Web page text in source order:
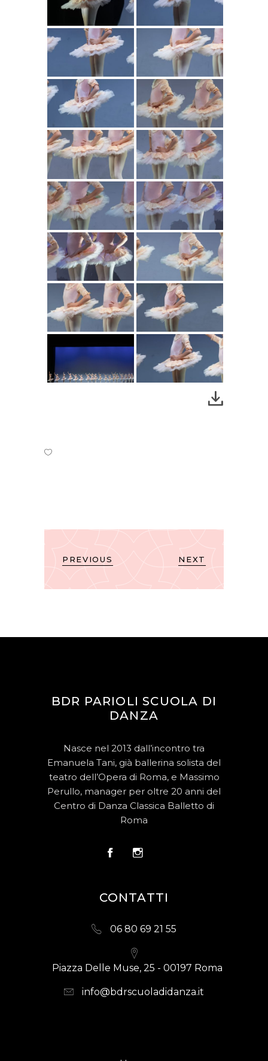
PREVIOUS NEXT
BDR PARIOLI SCUOLA DI
DANZA
Nasce nel 2013 dall’incontro tra
Emanuela Tani, già ballerina solista del
teatro dell’Opera di Roma, e Massimo
Perullo, manager per oltre 20 anni del
Centro di Danza Classica Balletto di
Roma
CONTATTI
06 80 69 21 55
Piazza Delle Muse, 25 - 00197 Roma
info@bdrscuoladidanza.it